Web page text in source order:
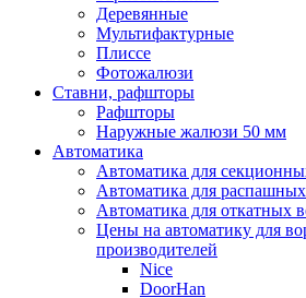
Деревянные
Мультифактурные
Плиссе
Фотожалюзи
Ставни, рафшторы
Рафшторы
Наружные жалюзи 50 мм
Автоматика
Автоматика для
Автоматика для
Автоматика для откатных
Цены на автоматику для
производителей
Nice
DoorHan